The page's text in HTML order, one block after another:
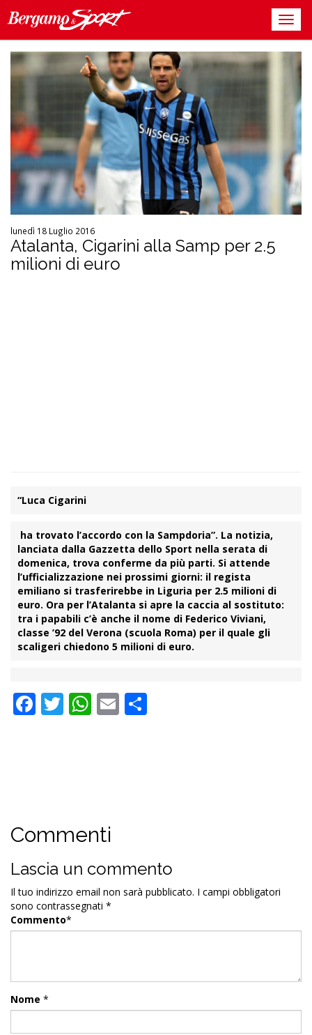
lunedì 18 Luglio 2016
Atalanta, Cigarini alla Samp per 2.5
milioni di euro
“Luca Cigarini
ha trovato l’accordo con la Sampdoria”. La notizia,
lanciata dalla Gazzetta dello Sport nella serata di
domenica, trova conferme da più parti. Si attende
l’ufficializzazione nei prossimi giorni: il regista
emiliano si trasferirebbe in Liguria per 2.5 milioni di
euro. Ora per l’Atalanta si apre la caccia al sostituto:
tra i papabili c’è anche il nome di Federico Viviani,
classe ’92 del Verona (scuola Roma) per il quale gli
scaligeri chiedono 5 milioni di euro.
Facebook
Twitter
WhatsApp
Email
Commenti
Lascia un commento
Il tuo indirizzo email non sarà pubblicato. I campi obbligatori
sono contrassegnati *
Commento*
Nome *